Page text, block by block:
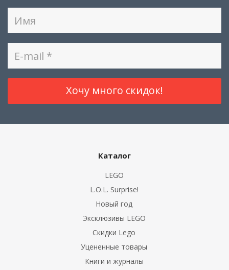
Каталог
LEGO
L.O.L. Surprise!
Новый год
Эксклюзивы LEGO
Скидки Lego
Уцененные товары
Книги и журналы